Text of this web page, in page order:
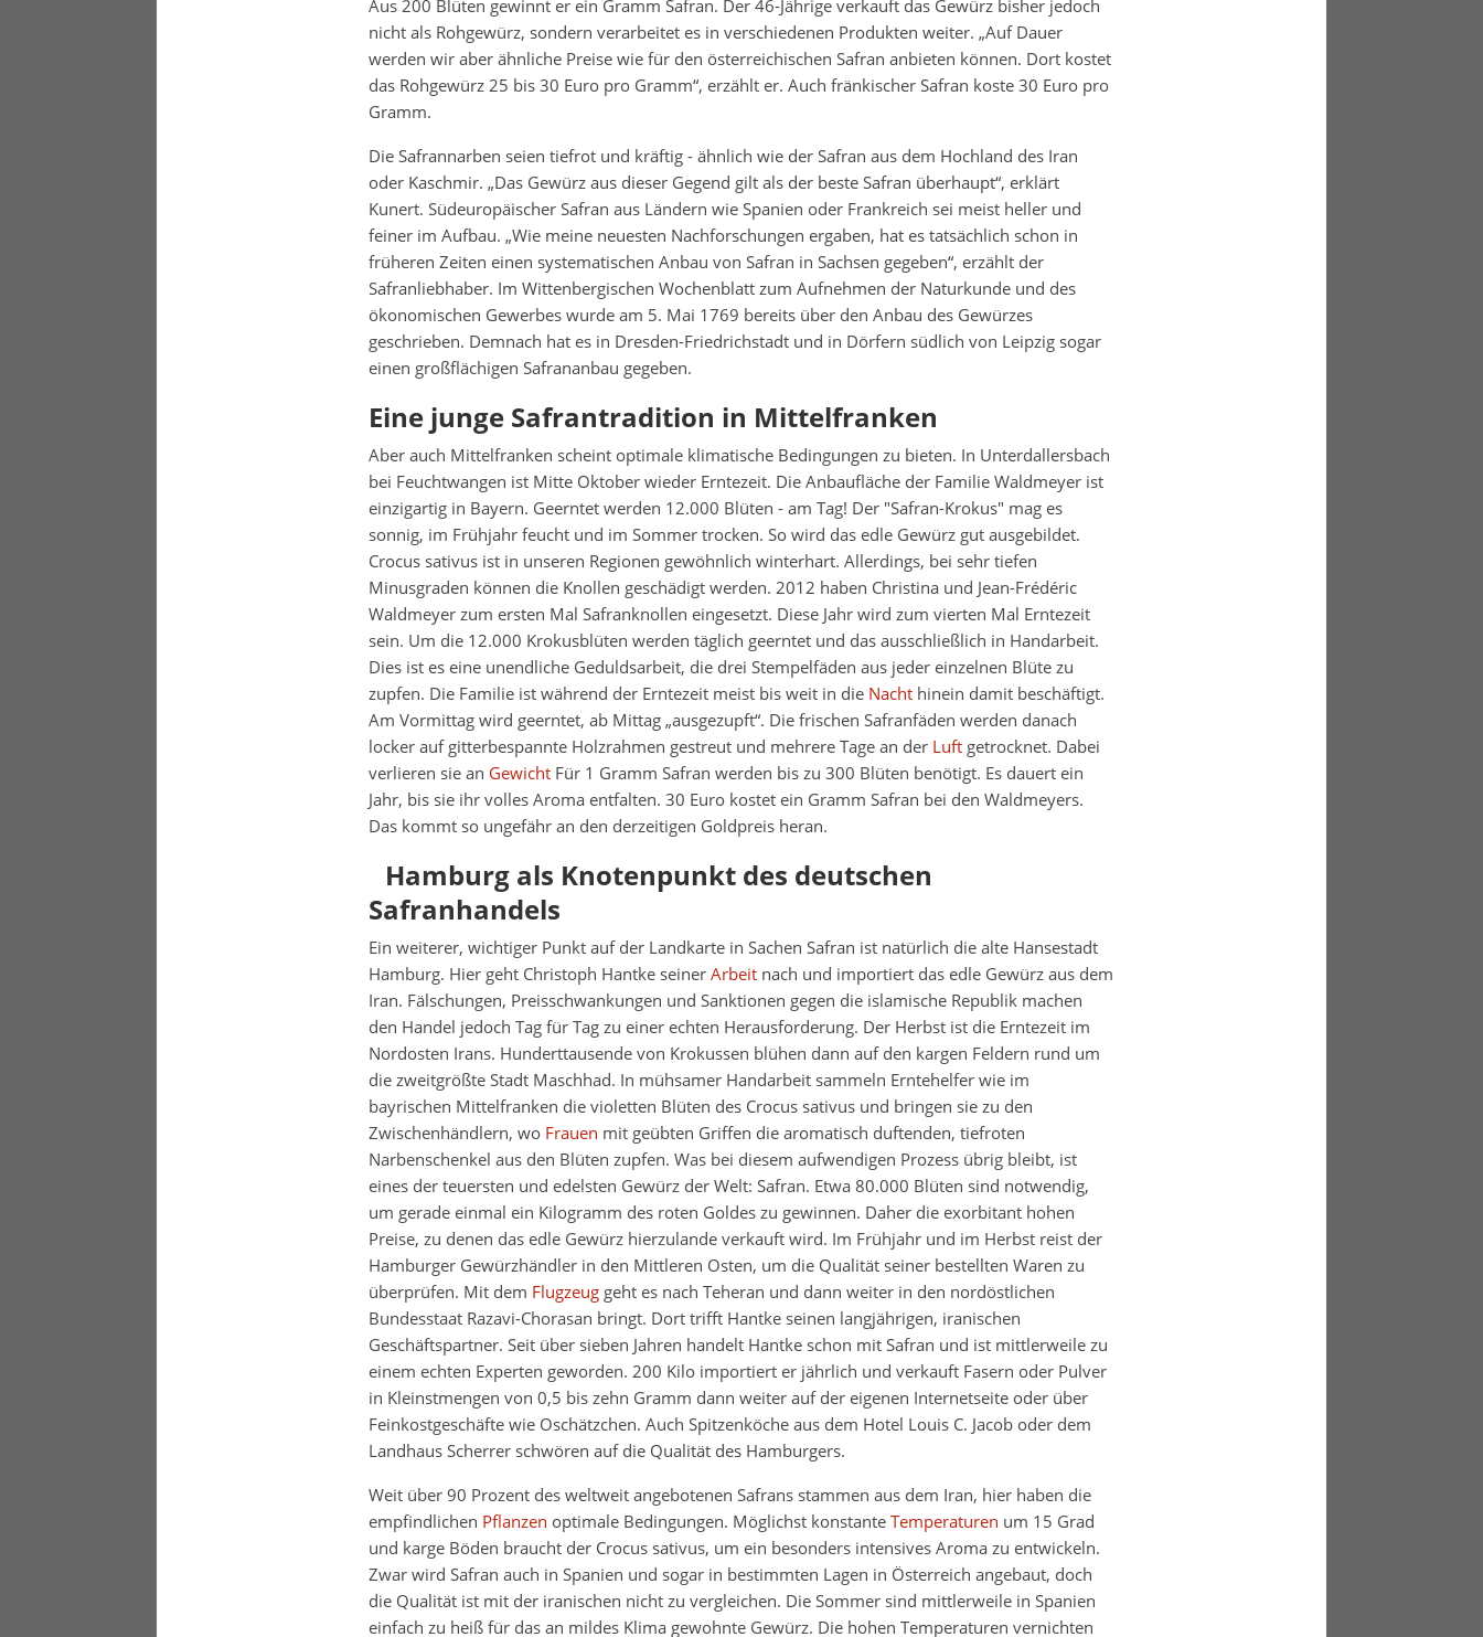
Aus 200 Blüten gewinnt er ein Gramm Safran. Der 46-Jährige verkauft das Gewürz bisher jedoch
nicht als Rohgewürz, sondern verarbeitet es in verschiedenen Produkten weiter. „Auf Dauer
werden wir aber ähnliche Preise wie für den österreichischen Safran anbieten können. Dort kostet
das Rohgewürz 25 bis 30 Euro pro Gramm“, erzählt er. Auch fränkischer Safran koste 30 Euro pro
Gramm.
Die Safrannarben seien tiefrot und kräftig - ähnlich wie der Safran aus dem Hochland des Iran
oder Kaschmir. „Das Gewürz aus dieser Gegend gilt als der beste Safran überhaupt“, erklärt
Kunert. Südeuropäischer Safran aus Ländern wie Spanien oder Frankreich sei meist heller und
feiner im Aufbau. „Wie meine neuesten Nachforschungen ergaben, hat es tatsächlich schon in
früheren Zeiten einen systematischen Anbau von Safran in Sachsen gegeben“, erzählt der
Safranliebhaber. Im Wittenbergischen Wochenblatt zum Aufnehmen der Naturkunde und des
ökonomischen Gewerbes wurde am 5. Mai 1769 bereits über den Anbau des Gewürzes
geschrieben. Demnach hat es in Dresden-Friedrichstadt und in Dörfern südlich von Leipzig sogar
einen großflächigen Safrananbau gegeben.
Eine junge Safrantradition in Mittelfranken
Aber auch Mittelfranken scheint optimale klimatische Bedingungen zu bieten. In Unterdallersbach
bei Feuchtwangen ist Mitte Oktober wieder Erntezeit. Die Anbaufläche der Familie Waldmeyer ist
einzigartig in Bayern. Geerntet werden 12.000 Blüten - am Tag! Der "Safran-Krokus" mag es
sonnig, im Frühjahr feucht und im Sommer trocken. So wird das edle Gewürz gut ausgebildet.
Crocus sativus ist in unseren Regionen gewöhnlich winterhart. Allerdings, bei sehr tiefen
Minusgraden können die Knollen geschädigt werden. 2012 haben Christina und Jean-Frédéric
Waldmeyer zum ersten Mal Safranknollen eingesetzt. Diese Jahr wird zum vierten Mal Erntezeit
sein. Um die 12.000 Krokusblüten werden täglich geerntet und das ausschließlich in Handarbeit.
Dies ist es eine unendliche Geduldsarbeit, die drei Stempelfäden aus jeder einzelnen Blüte zu
zupfen. Die Familie ist während der Erntezeit meist bis weit in die Nachthinein damit beschäftigt.
Am Vormittag wird geerntet, ab Mittag „ausgezupft“. Die frischen Safranfäden werden danach
locker auf gitterbespannte Holzrahmen gestreut und mehrere Tage an der Luftgetrocknet. Dabei
verlieren sie an GewichtFür 1 Gramm Safran werden bis zu 300 Blüten benötigt. Es dauert ein
Jahr, bis sie ihr volles Aroma entfalten. 30 Euro kostet ein Gramm Safran bei den Waldmeyers.
Das kommt so ungefähr an den derzeitigen Goldpreis heran.
Hamburg als Knotenpunkt des deutschen
Safranhandels
Ein weiterer, wichtiger Punkt auf der Landkarte in Sachen Safran ist natürlich die alte Hansestadt
Hamburg. Hier geht Christoph Hantke seinerArbeitnach und importiert das edle Gewürz aus dem
Iran. Fälschungen, Preisschwankungen und Sanktionen gegen die islamische Republik machen
den Handel jedoch Tag für Tag zu einer echten Herausforderung. Der Herbst ist die Erntezeit im
Nordosten Irans. Hunderttausende von Krokussen blühen dann auf den kargen Feldern rund um
die zweitgrößte Stadt Maschhad. In mühsamer Handarbeit sammeln Erntehelfer wie im
bayrischen Mittelfranken die violetten Blüten des Crocus sativus und bringen sie zu den
Zwischenhändlern, wo Frauen mit geübten Griffen die aromatisch duftenden, tiefroten
Narbenschenkel aus den Blüten zupfen. Was bei diesem aufwendigen Prozess übrig bleibt, ist
eines der teuersten und edelsten Gewürz der Welt: Safran. Etwa 80.000 Blüten sind notwendig,
um gerade einmal ein Kilogramm des roten Goldes zu gewinnen. Daher die exorbitant hohen
Preise, zu denen das edle Gewürz hierzulande verkauft wird. Im Frühjahr und im Herbst reist der
Hamburger Gewürzhändler in den Mittleren Osten, um die Qualität seiner bestellten Waren zu
überprüfen. Mit dem Flugzeuggeht es nach Teheran und dann weiter in den nordöstlichen
Bundesstaat Razavi-Chorasan bringt. Dort trifft Hantke seinen langjährigen, iranischen
Geschäftspartner. Seit über sieben Jahren handelt Hantke schon mit Safran und ist mittlerweile zu
einem echten Experten geworden. 200 Kilo importiert er jährlich und verkauft Fasern oder Pulver
in Kleinstmengen von 0,5 bis zehn Gramm dann weiter auf der eigenen Internetseite oder über
Feinkostgeschäfte wie Oschätzchen. Auch Spitzenköche aus dem Hotel Louis C. Jacob oder dem
Landhaus Scherrer schwören auf die Qualität des Hamburgers.
Weit über 90 Prozent des weltweit angebotenen Safrans stammen aus dem Iran, hier haben die
empfindlichen Pflanzen optimale Bedingungen. Möglichst konstanteTemperaturen um 15 Grad
und karge Böden braucht der Crocus sativus, um ein besonders intensives Aroma zu entwickeln.
Zwar wird Safran auch in Spanien und sogar in bestimmten Lagen in Österreich angebaut, doch
die Qualität ist mit der iranischen nicht zu vergleichen. Die Sommer sind mittlerweile in Spanien
einfach zu heiß für das an mildes Klima gewohnte Gewürz. Die hohen Temperaturen vernichten